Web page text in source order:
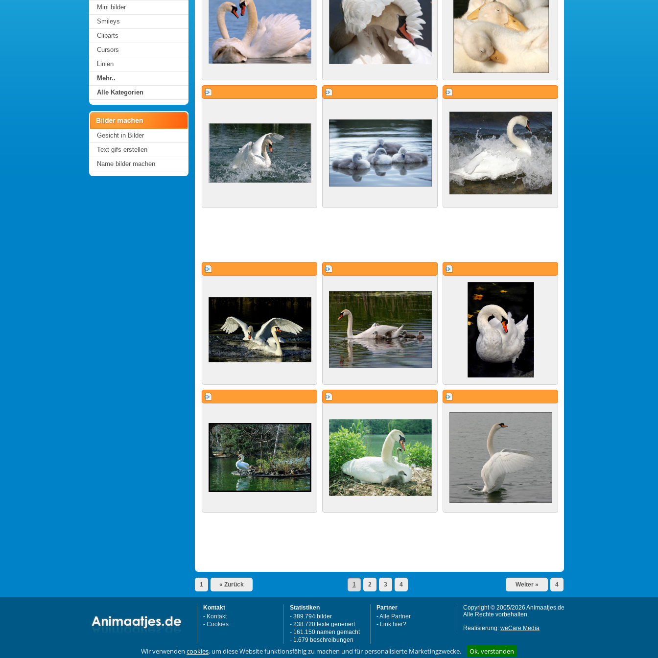
Wir verwenden cookies, um diese Website funktionsfähig zu machen und für personalisierte Marketingzwecke. Ok, verstanden
Mini bilder
Smileys
Cliparts
Cursors
Linien
Mehr..
Alle Kategorien
Gesicht in Bilder
Text gifs erstellen
Name bilder machen
1 « Zurück 1 2 3 4 4
Weiter »
Kontakt
- Kontakt
- Cookies
Statistiken
- 389.794 bilder
- 238.720 texte generiert
- 161.150 namen gemacht
- 1.679 beschreibungen
- 3.372 e-karten geschickt
Partner
-Alle Partner
- Link hier?
Copyright © 2005/2026 Animaatjes.de
Alle Rechte vorbehalten.
Realisierung: weCare Media